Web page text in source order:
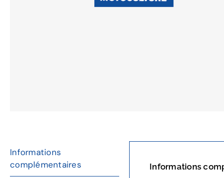
Informations
complémentaires
Informations